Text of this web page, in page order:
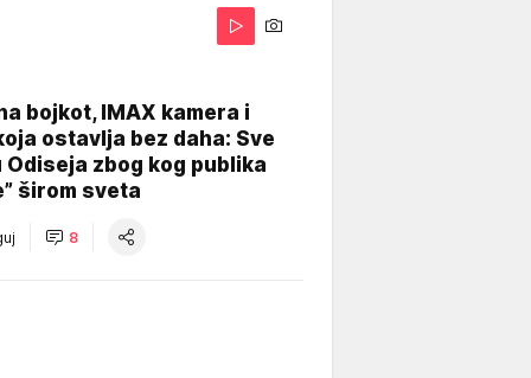
bojkot, IMAX kamera i
ostavlja bez daha: Sve
Odiseja zbog kog publika
širom sveta
8